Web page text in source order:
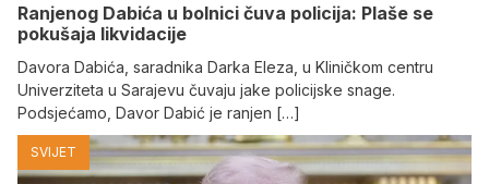
Ranjenog Dabića u bolnici čuva policija: Plaše se
pokušaja likvidacije
Davora Dabića, saradnika Darka Eleza, u Kliničkom centru
Univerziteta u Sarajevu čuvaju jake policijske snage.
Podsjećamo, Davor Dabić je ranjen […]
SVIJET